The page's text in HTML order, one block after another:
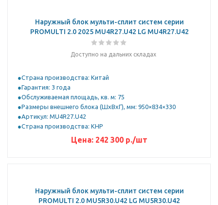
Наружный блок мульти-сплит систем серии
PROMULTI 2.0 2025 MU4R27.U42 LG MU4R27.U42
Доступно на дальних складах
Страна производства: Китай
Гарантия: 3 года
Обслуживаемая площадь, кв. м: 75
Размеры внешнего блока (ШхВхГ), мм: 950×834×330
Артикул: MU4R27.U42
Страна производства: КНР
Цена: 242 300 р./шт
Наружный блок мульти-сплит систем серии
PROMULTI 2.0 MU5R30.U42 LG MU5R30.U42